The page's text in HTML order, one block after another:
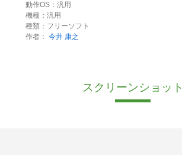
動作OS：汎用
機種：汎用
種類：フリーソフト
作者： 今井 康之
スクリーンショット